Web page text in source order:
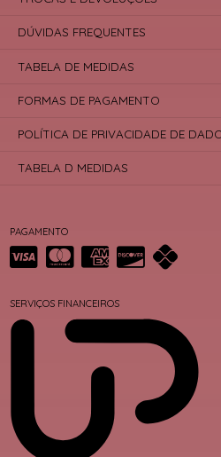
PAGAMENTO
SERVIÇOS FINANCEIROS
DÚVIDAS FREQUENTES
TABELA DE MEDIDAS
FORMAS DE PAGAMENTO
POLÍTICA DE PRIVACIDADE DE
TABELA D MEDIDAS